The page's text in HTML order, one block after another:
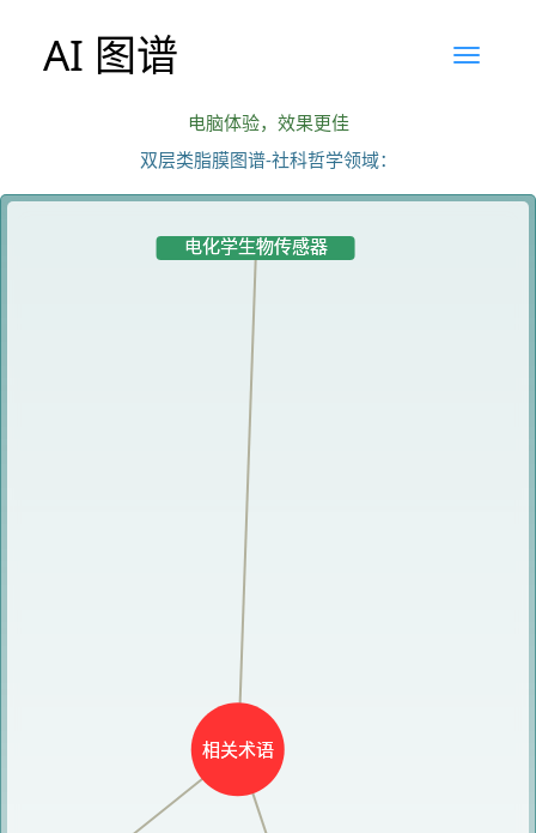
AI 图谱
电脑体验，效果更佳
双层类脂膜图谱-社科哲学领域：